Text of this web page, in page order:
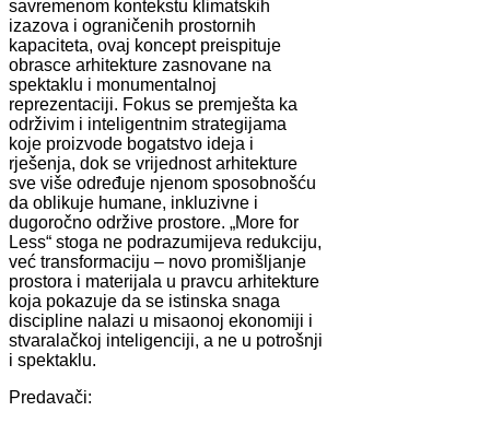
savremenom kontekstu klimatskih
izazova i ograničenih prostornih
kapaciteta, ovaj koncept preispituje
obrasce arhitekture zasnovane na
spektaklu i monumentalnoj
reprezentaciji. Fokus se premješta ka
održivim i inteligentnim strategijama
koje proizvode bogatstvo ideja i
rješenja, dok se vrijednost arhitekture
sve više određuje njenom sposobnošću
da oblikuje humane, inkluzivne i
dugoročno održive prostore. „More for
Less“ stoga ne podrazumijeva redukciju,
već transformaciju – novo promišljanje
prostora i materijala u pravcu arhitekture
koja pokazuje da se istinska snaga
discipline nalazi u misaonoj ekonomiji i
stvaralačkoj inteligenciji, a ne u potrošnji
i spektaklu.
Predavači: